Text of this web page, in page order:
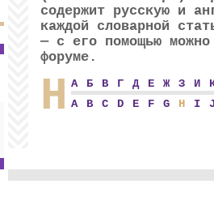
содержит русскую и
каждой словарной
— с его помощью можно
форуме.
H А Б В Г Д Е Ж З И
A
B C D E F G H I